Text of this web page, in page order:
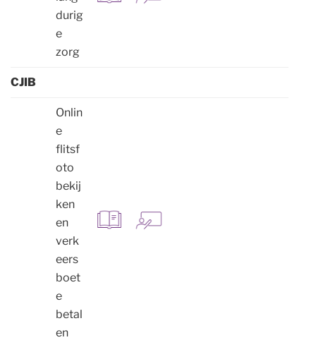
durig
e
zorg
CJIB
Onlin
e
flitsf
oto
bekij
ken
en
verk
eers
boet
e
betal
en